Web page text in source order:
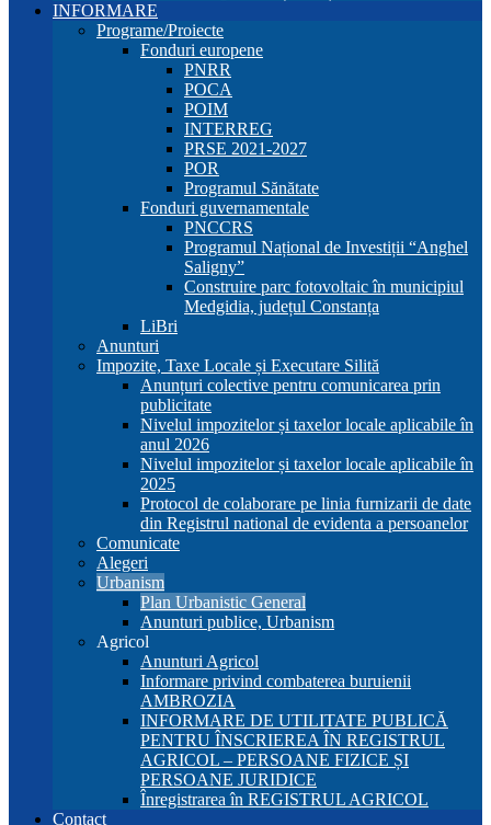
INFORMARE
Programe/Proiecte
Fonduri europene
PNRR
POCA
POIM
INTERREG
PRSE 2021-2027
POR
Programul Sănătate
Fonduri guvernamentale
PNCCRS
Programul Național de Investiții “Anghel
Saligny”
Construire parc fotovoltaic în municipiul
Medgidia, județul Constanța
LiBri
Anunturi
Impozite, Taxe Locale și Executare Silită
Anunțuri colective pentru comunicarea prin
publicitate
Nivelul impozitelor și taxelor locale aplicabile în
anul 2026
Nivelul impozitelor și taxelor locale aplicabile în
2025
Protocol de colaborare pe linia furnizarii de date
din Registrul national de evidenta a persoanelor
Comunicate
Alegeri
Urbanism
Plan Urbanistic General
Anunturi publice, Urbanism
Agricol
Anunturi Agricol
Informare privind combaterea buruienii
AMBROZIA
INFORMARE DE UTILITATE PUBLICĂ
PENTRU ÎNSCRIEREA ÎN REGISTRUL
AGRICOL – PERSOANE FIZICE ȘI
PERSOANE JURIDICE
Înregistrarea în REGISTRUL AGRICOL
Contact